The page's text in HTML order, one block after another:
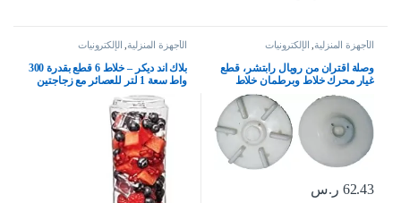
الأجهزة المنزلية, الإلكترونيات
وصلة اقتران من رويال رابتشر، قطع
غيار محرك خلاط وبرطمان خلاط
للخلاط الهندي المطحنة والعصارة
(مقرنة 5)
62.43 ر.س
الأجهزة المنزلية, الإلكترونيات
بلاك اند ديكر – خلاط 6 قطع بقدرة 300
واط سعة 1 لتر للعصائر مع زجاجتين
رياضيتين وعصارة حمضيات
وملحقات، امن للاستخدام في غسالة
الصحون، اسود، SBX300